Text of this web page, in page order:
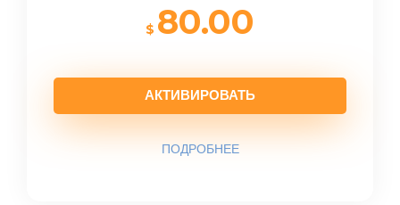
$ 80.00
АКТИВИРОВАТЬ
ПОДРОБНЕЕ